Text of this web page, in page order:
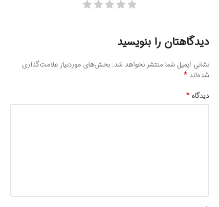
دیدگاهتان را بنویسید
نشانی ایمیل شما منتشر نخواهد شد. بخش‌های موردنیاز علامت‌گذاری
شده‌اند *
دیدگاه*